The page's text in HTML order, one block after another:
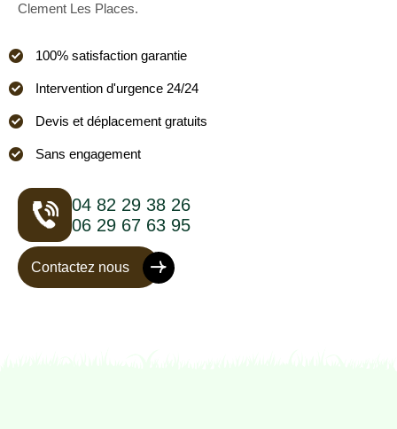
Clement Les Places.
100% satisfaction garantie
Intervention d'urgence 24/24
Devis et déplacement gratuits
Sans engagement
04 82 29 38 26
06 29 67 63 95
Contactez nous